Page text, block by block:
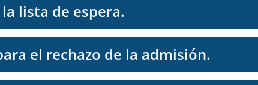
lista de espera.
el rechazo de la admisión.